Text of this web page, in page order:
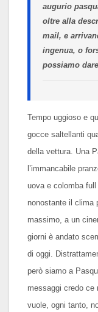
augurio
oltre alla
mail, e
ingenua, o
possiamo
Tempo uggioso e
gocce saltellanti
della vettura. Una
l’immancabile
uova e colomba
nonostante il clima
massimo, a un
giorni è andato
di oggi.
però siamo a
messaggi credo
vuole, ogni tanto,